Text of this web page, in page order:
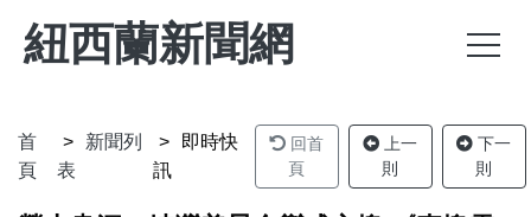
紐西蘭新聞網
首
頁
新聞列
表
即時快
訊
回首
頁
上一
則
下一
則